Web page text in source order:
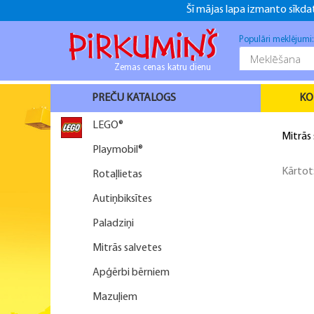
Šī mājas lapa izmanto
+371 26916937
Zemas cenas katru dienu
Populāri meklējumi:
PREČU KATALOGS
LEGO®
Playmobil®
Rotaļlietas
Autiņbiksītes
Paladziņi
Mitrās salvetes
Apģērbi bērniem
Mazuļiem
Mitrās
Kārtot: